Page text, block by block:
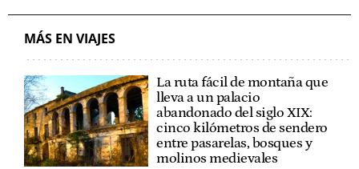
MÁS EN VIAJES
La ruta fácil de montaña que
lleva a un palacio
abandonado del siglo XIX:
cinco kilómetros de sendero
entre pasarelas, bosques y
molinos medievales